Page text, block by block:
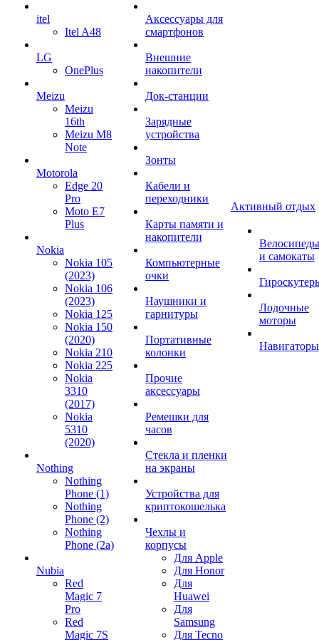
itel
Itel A48
LG
OnePlus
Meizu
Meizu
16th
Meizu M8
Note
Motorola
Edge 20
Pro
Moto E7
Plus
Nokia
Nokia 105
(2023)
Nokia 106
(2023)
Nokia 125
Nokia 150
(2020)
Nokia 210
Nokia 225
Nokia
3310
(2017)
Nokia
5310
(2020)
Nothing
Nothing
Phone (1)
Nothing
Phone (2)
Nothing
Phone (2a)
Nubia
Red
Magic 7
Pro
Red
Magic 7S
Аксессуары для
смартфонов
Внешние
накопители
Док-станции
Зарядные
устройства
Зонты
Кабели и
переходники
Карты памяти и
накопители
Компьютерные
очки
Наушники и
гарнитуры
Портативные
колонки
Прочие
аксессуары
Ремешки для
часов
Стекла и пленки
на экраны
Устройства для
криптокошелька
Чехлы и
корпусы
Для Apple
Для Honor
Для
Huawei
Для
Samsung
Для Tecno
Активный отдых
Велосипеды
и самокаты
Лодочные
моторы
Навигаторы